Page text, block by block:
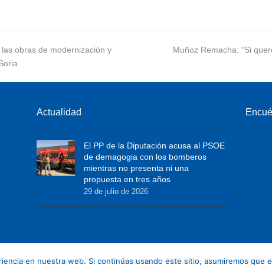
obras de modernización y
next
Muñoz Remacha: “Si
Actualidad
El PP de la Diputación acusa al PSOE
de demagogia con los bomberos
mientras no presenta ni una
propuesta en tres años
29 de julio de 2026
- All Rights Reserved - PP Soria -Aviso legal-Politica de Cookies-Politica
en nuestra web. Si continúas usando este sitio, asumiremos que